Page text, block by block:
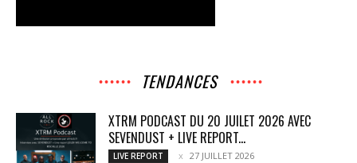
TENDANCES
XTRM PODCAST DU 20 JUILET 2026 AVEC
SEVENDUST + LIVE REPORT...
LIVE REPORT 27 JUILLET 2026